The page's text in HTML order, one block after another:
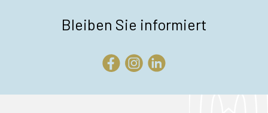
Bleiben Sie informiert